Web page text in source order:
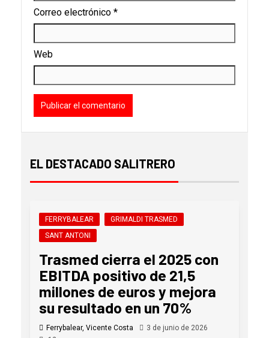
Correo electrónico *
Web
EL DESTACADO SALITRERO
FERRYBALEAR
GRIMALDI TRASMED
SANT ANTONI
Trasmed cierra el 2025 con
EBITDA positivo de 21,5
millones de euros y mejora
su resultado en un 70%
Ferrybalear, Vicente Costa
3 de junio de 2026